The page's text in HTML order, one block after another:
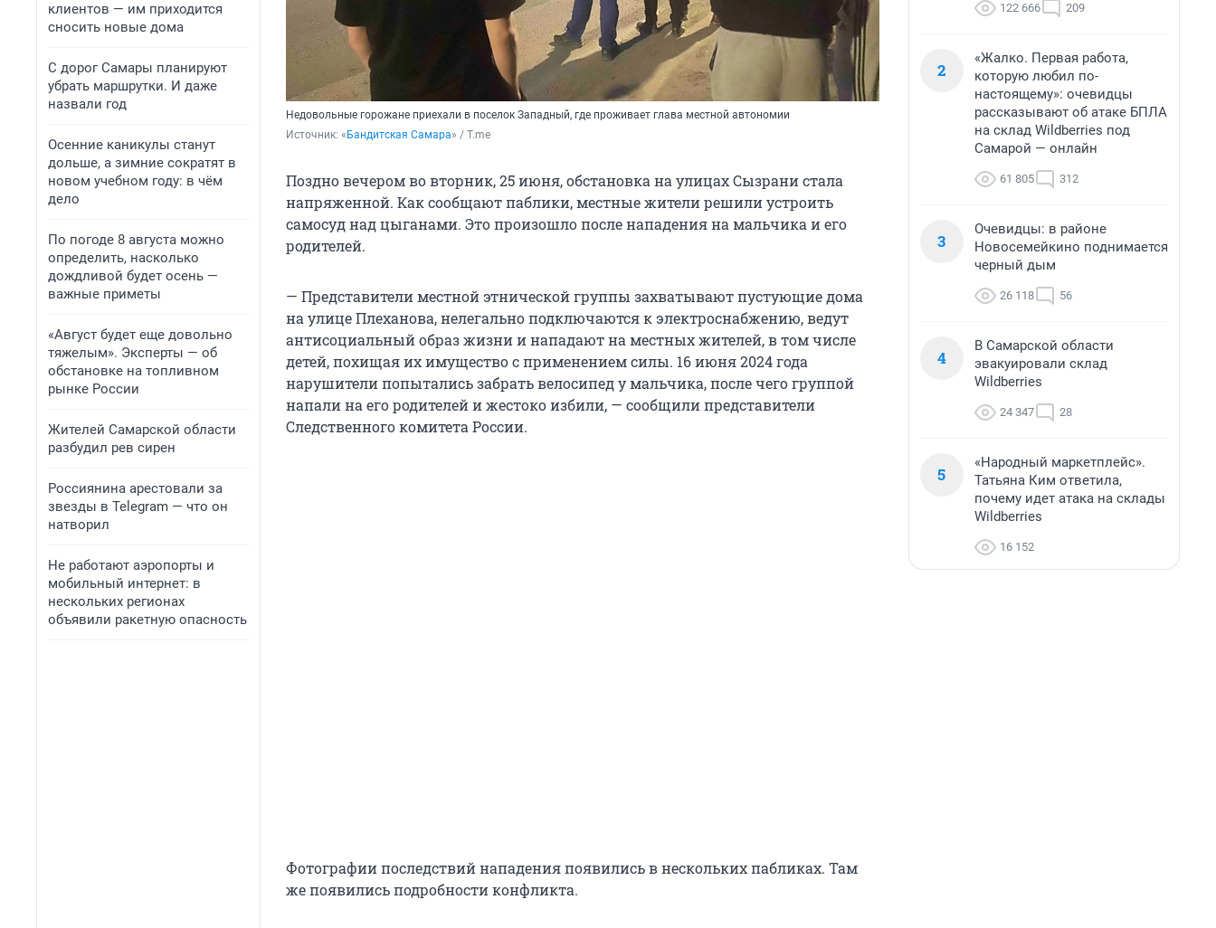
клиентов — им приходится
сносить новые дома
С дорог Самары планируют
убрать маршрутки. И даже
назвали год
Осенние каникулы станут
дольше, а зимние сократят в
новом учебном году: в чём
дело
По погоде 8 августа можно
определить, насколько
дождливой будет осень —
важные приметы
«Август будет еще довольно
тяжелым». Эксперты — об
обстановке на топливном
рынке России
Жителей Самарской области
разбудил рев сирен
Россиянина арестовали за
звезды в Telegram — что он
натворил
Не работают аэропорты и
мобильный интернет: в
нескольких регионах
объявили ракетную опасность
Недовольные горожане приехали в поселок Западный, где проживает глава местной автономии
Источник: « Бандитская Самара» / T.me
Поздно вечером во вторник, 25 июня, обстановка на улицах Сызрани стала
напряженной. Как сообщают паблики, местные жители решили устроить
самосуд над цыганами. Это произошло после нападения на мальчика и его
родителей.
— Представители местной этнической группы захватывают пустующие дома
на улице Плеханова, нелегально подключаются к электроснабжению, ведут
антисоциальный образ жизни и нападают на местных жителей, в том числе
детей, похищая их имущество с применением силы. 16 июня 2024 года
нарушители попытались забрать велосипед у мальчика, после чего группой
напали на его родителей и жестоко избили, — сообщили представители
Следственного комитета России.
Фотографии последствий нападения появились в нескольких пабликах. Там
же появились подробности конфликта.
122 666 209
2
«Жалко. Первая работа,
которую любил по-
настоящему»: очевидцы
рассказывают об атаке БПЛА
на склад Wildberries под
Самарой — онлайн
61 805 312
3
Очевидцы: в районе
Новосемейкино поднимается
черный дым
26 118 56
4
В Самарской области
эвакуировали склад
Wildberries
24 347 28
5
«Народный маркетплейс».
Татьяна Ким ответила,
почему идет атака на склады
Wildberries
16 152